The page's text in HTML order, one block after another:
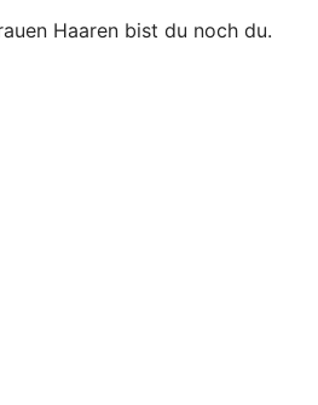
Haaren bist du noch du.